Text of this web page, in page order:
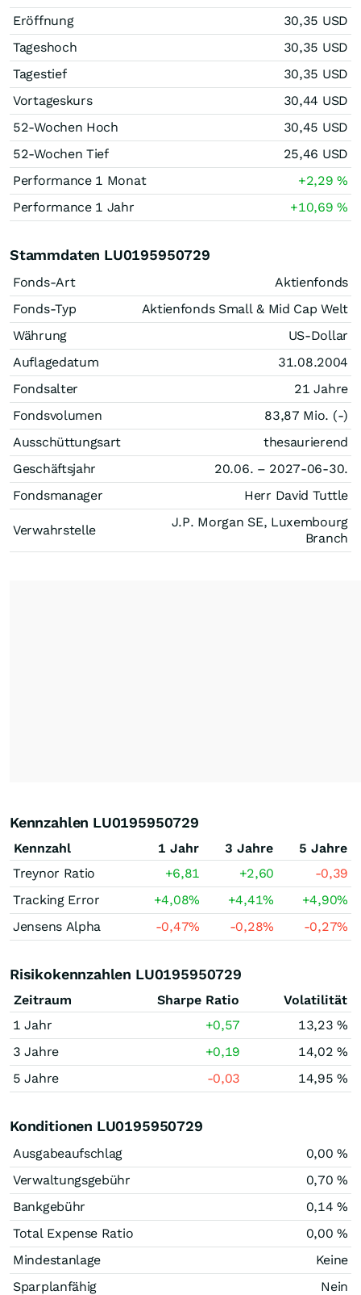
Eröffnung
30,35 USD
Tageshoch
30,35 USD
Tagestief
30,35 USD
Vortageskurs
30,44 USD
52-Wochen Hoch
30,45 USD
52-Wochen Tief
25,46 USD
Performance 1 Monat
+2,29%
Performance 1 Jahr
+10,69%
Stammdaten LU0195950729
Fonds-Art
Aktienfonds
Fonds-Typ
Aktienfonds Small & Mid Cap Welt
Währung
US-Dollar
Auflagedatum
31.08.2004
Fondsalter
21 Jahre
Fondsvolumen
83,87 Mio. (-)
Ausschüttungsart
thesaurierend
Geschäftsjahr
20.06. – 2027-06-30.
Fondsmanager
Herr David Tuttle
Verwahrstelle
J.P. Morgan SE, Luxembourg
Branch
Kennzahlen LU0195950729
Kennzahl 1 Jahr 3 Jahre
5 Jahre
Treynor Ratio
+6,81 +2,60
-0,39
Tracking Error
+4,08% +4,41% +4,90%
Jensens Alpha
-0,47% -0,28% -0,27%
Risikokennzahlen LU0195950729
Zeitraum Sharpe Ratio
Volatilität
1 Jahr
+0,57
13,23 %
3 Jahre
+0,19
14,02 %
5 Jahre
-0,03 14,95 %
Konditionen LU0195950729
Ausgabeaufschlag
0,00 %
Verwaltungsgebühr
0,70 %
Bankgebühr
0,14 %
Total Expense Ratio
0,00 %
Mindestanlage
Keine
Sparplanfähig
Nein